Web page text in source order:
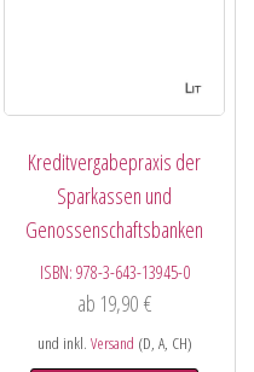
Kreditvergabepraxis der
Sparkassen und
Genossenschaftsbanken
ISBN: 978-3-643-13945-0
ab 19,90 €
und inkl. Versand (D, A, CH)